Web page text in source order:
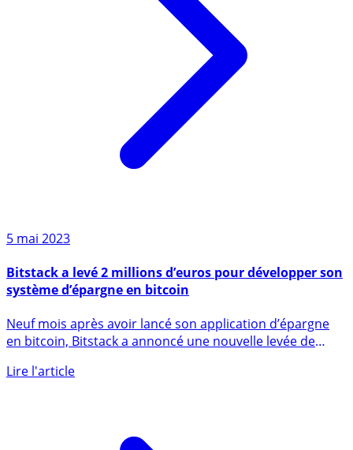
5 mai 2023
système d’épargne en bitcoin
en bitcoin, Bitstack a annoncé une nouvelle levée de